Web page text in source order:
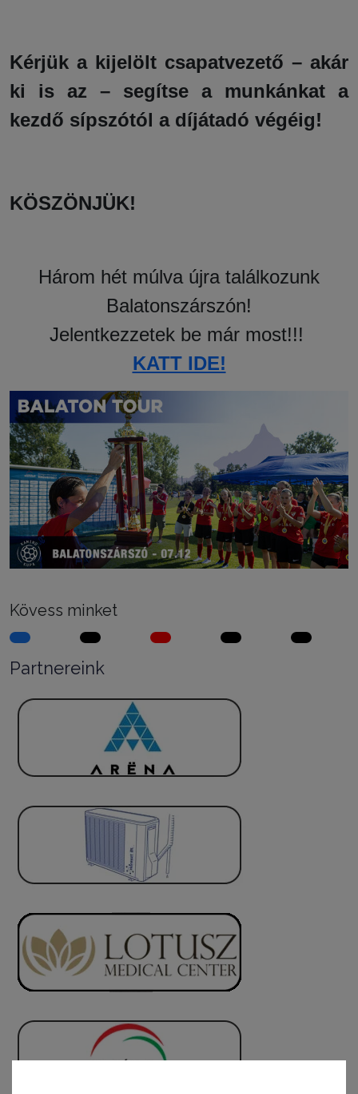
Kérjük a kijelölt csapatvezető – akár
ki is az – segítse a munkánkat a
kezdő sípszótól a díjátadó végéig!
KÖSZÖNJÜK!
Három hét múlva újra találkozunk
Balatonszárszón!
Jelentkezzetek be már most!!!
KATT IDE!
Kövess minket
Partnereink